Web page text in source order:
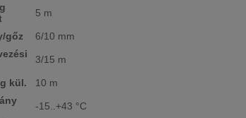
5 m
gőz
6/10 mm
3/15 m
kül.
10 m
-15..+43 °C